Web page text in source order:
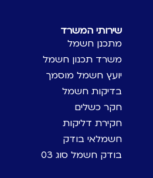
שירותי המשרד
מתכנן חשמל
משרד תכנון חשמל
יועץ חשמל מוסמך
בדיקות חשמל
חקר כשלים
חקירת דליקות
חשמלאי בודק
בודק חשמל סוג 03